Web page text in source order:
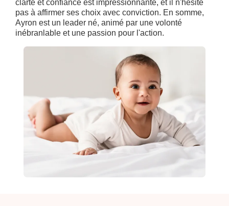
clarté et confiance est impressionnante, et il n'hésite
pas à affirmer ses choix avec conviction. En somme,
Ayron est un leader né, animé par une volonté
inébranlable et une passion pour l'action.